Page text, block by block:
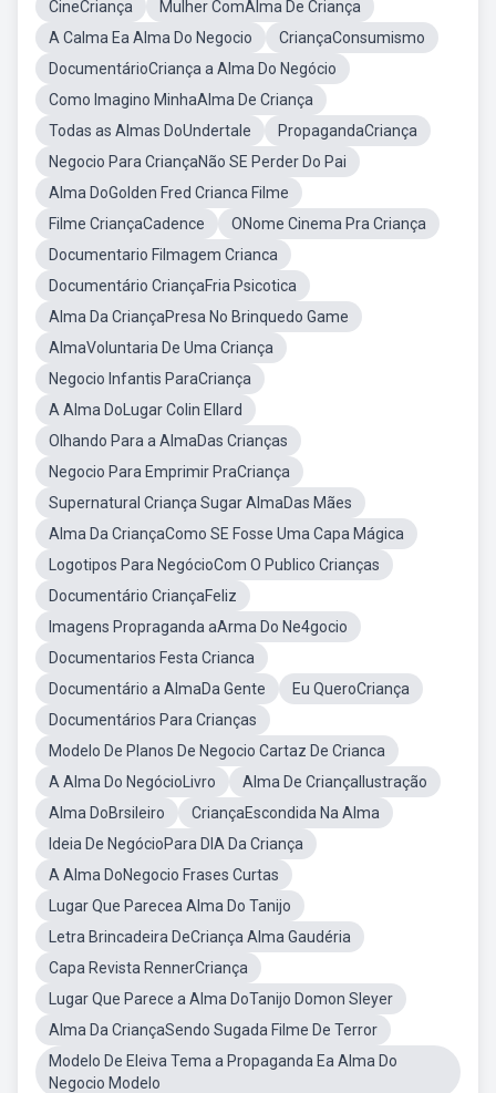
CineCriança
Mulher ComAlma De Criança
A Calma Ea Alma Do Negocio
CriançaConsumismo
DocumentárioCriança a Alma Do Negócio
Como Imagino MinhaAlma De Criança
Todas as Almas DoUndertale
PropagandaCriança
Negocio Para CriançaNão SE Perder Do Pai
Alma DoGolden Fred Crianca Filme
Filme CriançaCadence
ONome Cinema Pra Criança
Documentario Filmagem Crianca
Documentário CriançaFria Psicotica
Alma Da CriançaPresa No Brinquedo Game
AlmaVoluntaria De Uma Criança
Negocio Infantis ParaCriança
A Alma DoLugar Colin Ellard
Olhando Para a AlmaDas Crianças
Negocio Para Emprimir PraCriança
Supernatural Criança Sugar AlmaDas Mães
Alma Da CriançaComo SE Fosse Uma Capa Mágica
Logotipos Para NegócioCom O Publico Crianças
Documentário CriançaFeliz
Imagens Propraganda aArma Do Ne4gocio
Documentarios Festa Crianca
Documentário a AlmaDa Gente
Eu QueroCriança
Documentários Para Crianças
Modelo De Planos De Negocio Cartaz De Crianca
A Alma Do NegócioLivro
Alma De CriançaIlustração
Alma DoBrsileiro
CriançaEscondida Na Alma
Ideia De NegócioPara DIA Da Criança
A Alma DoNegocio Frases Curtas
Lugar Que Parecea Alma Do Tanijo
Letra Brincadeira DeCriança Alma Gaudéria
Capa Revista RennerCriança
Lugar Que Parece a Alma DoTanijo Domon Sleyer
Alma Da CriançaSendo Sugada Filme De Terror
Modelo De Eleiva Tema a Propaganda Ea Alma Do
Negocio Modelo